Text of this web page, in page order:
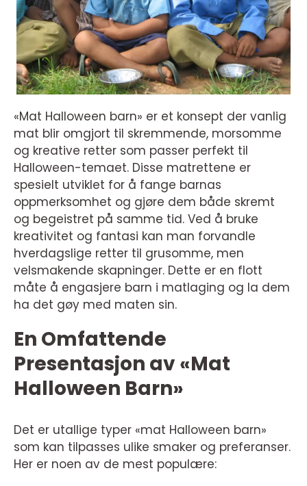
«Mat Halloween barn» er et konsept der vanlig
mat blir omgjort til skremmende, morsomme
og kreative retter som passer perfekt til
Halloween-temaet. Disse matrettene er
spesielt utviklet for å fange barnas
oppmerksomhet og gjøre dem både skremt
og begeistret på samme tid. Ved å bruke
kreativitet og fantasi kan man forvandle
hverdagslige retter til grusomme, men
velsmakende skapninger. Dette er en flott
måte å engasjere barn i matlaging og la dem
ha det gøy med maten sin.
En Omfattende
Presentasjon av «Mat
Halloween Barn»
Det er utallige typer «mat Halloween barn»
som kan tilpasses ulike smaker og preferanser.
Her er noen av de mest populære: